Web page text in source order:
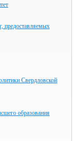
предоставляемых
Свердловской
образования